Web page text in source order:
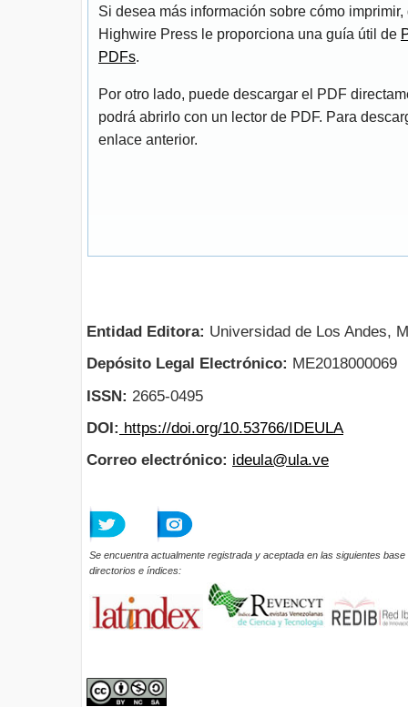
Si desea más información sobre cómo
Highwire Press le proporciona una guía útil de
PDFs.
Por otro lado, puede descargar el PDF
podrá abrirlo con un lector de PDF. Para
enlace anterior.
Entidad Editora: Universidad de Los Andes,
Depósito Legal Electrónico: ME2018000069
ISSN: 2665-0495
DOI: https://doi.org/10.53766/IDEULA
Correo electrónico: ideula@ula.ve
Se encuentra actualmente registrada y aceptada en las siguientes base
directorios e índices: